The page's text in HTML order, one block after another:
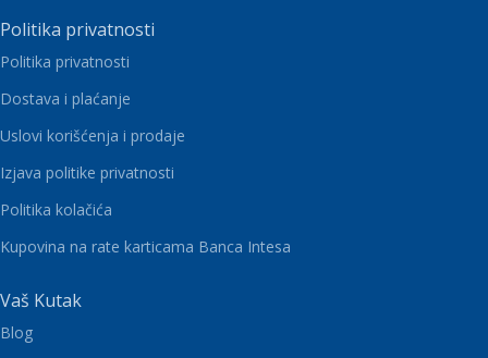
Politika privatnosti
Politika privatnosti
Dostava i plaćanje
Uslovi korišćenja i prodaje
Izjava politike privatnosti
Politika kolačića
Kupovina na rate karticama Banca Intesa
Vaš Kutak
Blog